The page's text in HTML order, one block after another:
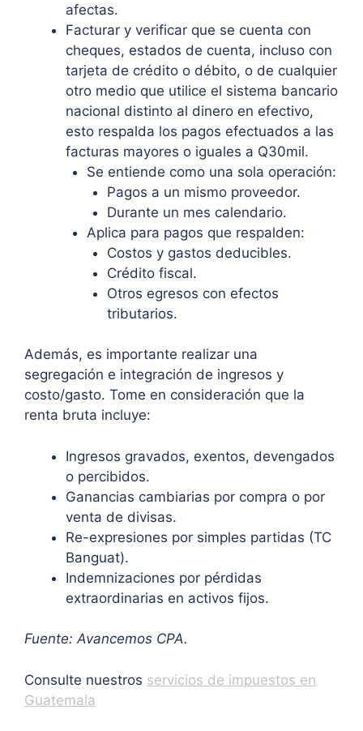
afectas.
Facturar y verificar que se cuenta con
cheques, estados de cuenta, incluso con
tarjeta de crédito o débito, o de cualquier
otro medio que utilice el sistema bancario
nacional distinto al dinero en efectivo,
esto respalda los pagos efectuados a las
facturas mayores o iguales a Q30mil.
Se entiende como una sola operación:
Pagos a un mismo proveedor.
Durante un mes calendario.
Aplica para pagos que respalden:
Costos y gastos deducibles.
Crédito fiscal.
Otros egresos con efectos
tributarios.
Además, es importante realizar una
segregación e integración de ingresos y
costo/gasto. Tome en consideración que la
renta bruta incluye:
Ingresos gravados, exentos, devengados
o percibidos.
Ganancias cambiarias por compra o por
venta de divisas.
Re-expresiones por simples partidas (TC
Banguat).
Indemnizaciones por pérdidas
extraordinarias en activos fijos.
Fuente: Avancemos CPA.
Consulte nuestros servicios de impuestos en
Guatemala